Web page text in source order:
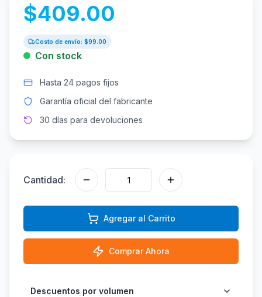
$409.00
Costo de envío: $99.00
Con stock
Hasta 24 pagos fijos
Garantía oficial del fabricante
30 días para devoluciones
Cantidad:
Agregar al Carrito
Comprar Ahora
Descuentos por volumen